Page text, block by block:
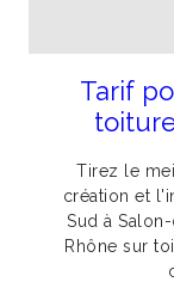
Tarif
Tirez le
création et
Sud à
Rhône sur